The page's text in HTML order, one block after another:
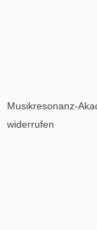
Musikresonanz-
widerrufen